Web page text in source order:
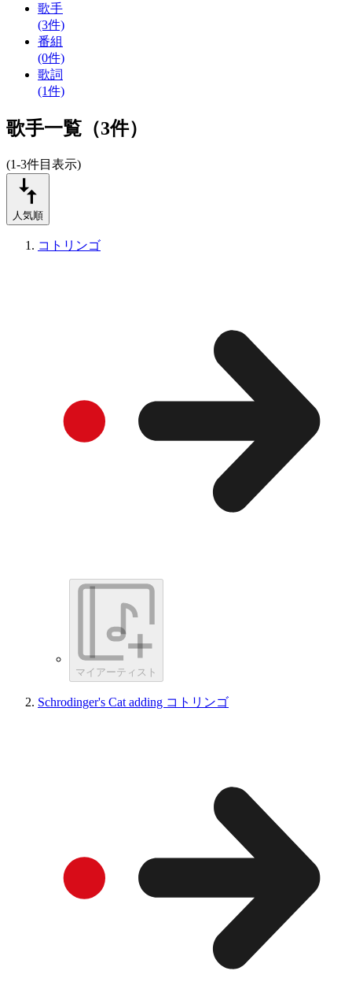
歌手
(3件)
番組
(0件)
歌詞
(1件)
歌手一覧（3件）
(1-3件目表示)
人気順
コトリンゴ
マイアーティスト
Schrodinger's Cat adding コトリンゴ